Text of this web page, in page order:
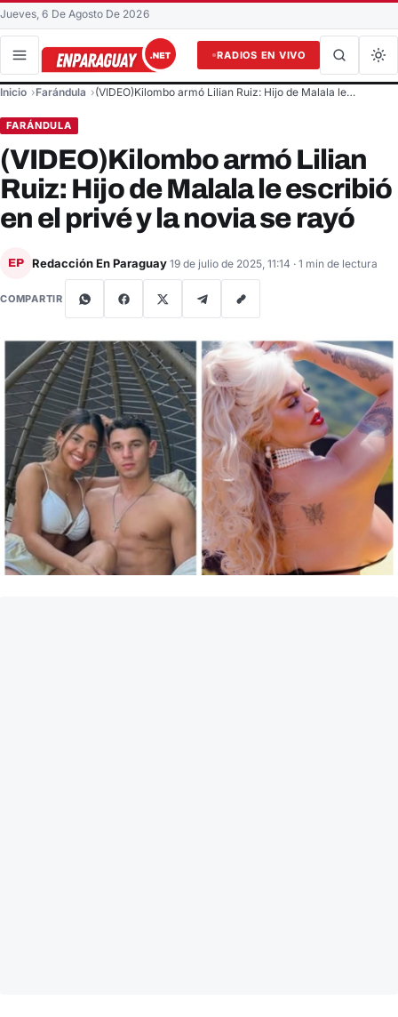
Jueves, 6 De Agosto De 2026
RADIOS EN VIVO
Buscar en el sitio
Inicio Farándula (VIDEO)Kilombo armó Lilian Ruiz: Hijo de Malala le…
FARÁNDULA
(VIDEO)Kilombo armó Lilian
Ruiz: Hijo de Malala le escribió
en el privé y la novia se rayó
EP Redacción En Paraguay 19 de julio de 2025, 11:14 · 1 min de lectura
COMPARTIR